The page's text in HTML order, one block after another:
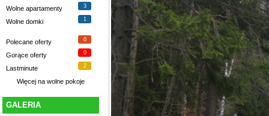
Wolne apartamenty 3
Wolne domki 1
Polecane oferty 0
Gorące oferty 0
Lastminute 2
Więcej na wolne pokoje
GALERIA